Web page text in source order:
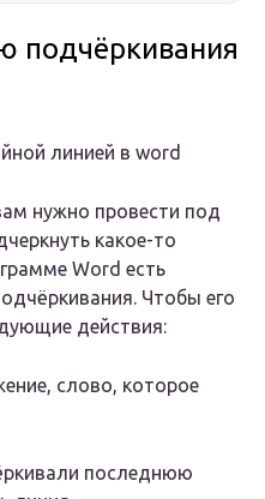
подчёркивания
линией в word
нужно провести под
какое-то
Word есть
Чтобы его
действия:
слово, которое
последнюю